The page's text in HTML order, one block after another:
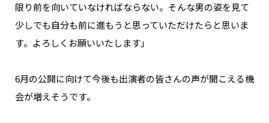
限り前を向いていなければならない。そんな男の姿を見て
少しでも自分も前に進もうと思っていただけたらと思いま
す。よろしくお願いいたします」
6月の公開に向けて今後も出演者の皆さんの声が聞こえる機
会が増えそうです。